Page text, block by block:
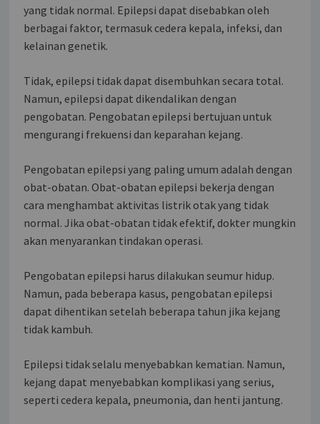
yang tidak normal. Epilepsi dapat disebabkan oleh
berbagai faktor, termasuk cedera kepala, infeksi, dan
kelainan genetik.
Tidak, epilepsi tidak dapat disembuhkan secara total.
Namun, epilepsi dapat dikendalikan dengan
pengobatan. Pengobatan epilepsi bertujuan untuk
mengurangi frekuensi dan keparahan kejang.
Pengobatan epilepsi yang paling umum adalah dengan
obat-obatan. Obat-obatan epilepsi bekerja dengan
cara menghambat aktivitas listrik otak yang tidak
normal. Jika obat-obatan tidak efektif, dokter mungkin
akan menyarankan tindakan operasi.
Pengobatan epilepsi harus dilakukan seumur hidup.
Namun, pada beberapa kasus, pengobatan epilepsi
dapat dihentikan setelah beberapa tahun jika kejang
tidak kambuh.
Epilepsi tidak selalu menyebabkan kematian. Namun,
kejang dapat menyebabkan komplikasi yang serius,
seperti cedera kepala, pneumonia, dan henti jantung.